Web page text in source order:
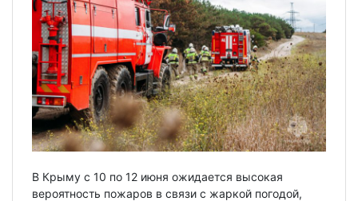
В Крыму с 10 по 12 июня ожидается высокая
вероятность пожаров в связи с жаркой погодой,